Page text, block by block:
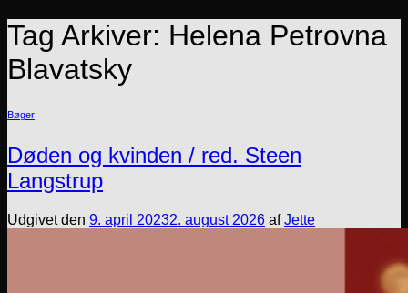
Tag Arkiver: Helena Petrovna
Blavatsky
Bøger
Døden og kvinden / red. Steen
Langstrup
Udgivet den 9. april 20232. august 2026 afJette